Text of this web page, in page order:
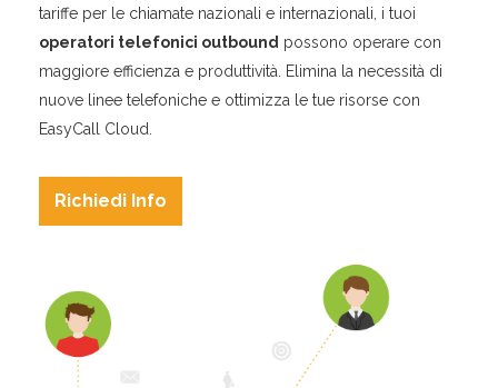
tariffe per le chiamate nazionali e internazionali, i tuoi
operatori telefonici outbound possono operare con
maggiore efficienza e produttività. Elimina la necessità di
nuove linee telefoniche e ottimizza le tue risorse con
EasyCall Cloud.
Richiedi Info